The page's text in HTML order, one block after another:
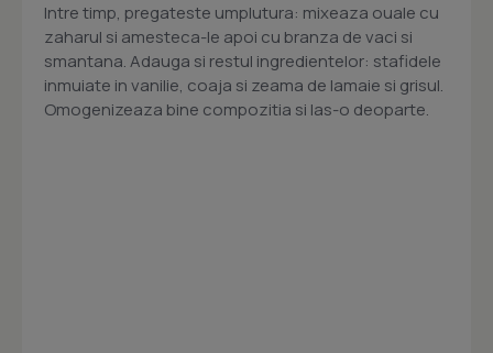
Intre timp, pregateste umplutura: mixeaza ouale cu
zaharul si amesteca-le apoi cu branza de vaci si
smantana. Adauga si restul ingredientelor: stafidele
inmuiate in vanilie, coaja si zeama de lamaie si grisul.
Omogenizeaza bine compozitia si las-o deoparte.